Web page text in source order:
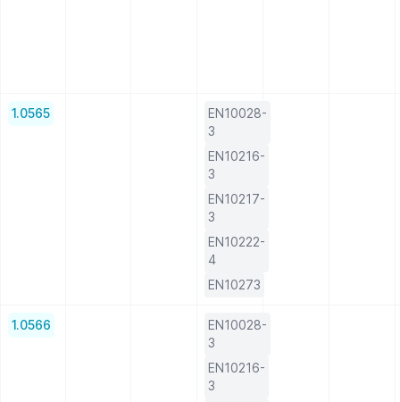
1.0565
EN10028-
3
EN10216-
3
EN10217-
3
EN10222-
4
EN10273
1.0566
EN10028-
3
EN10216-
3